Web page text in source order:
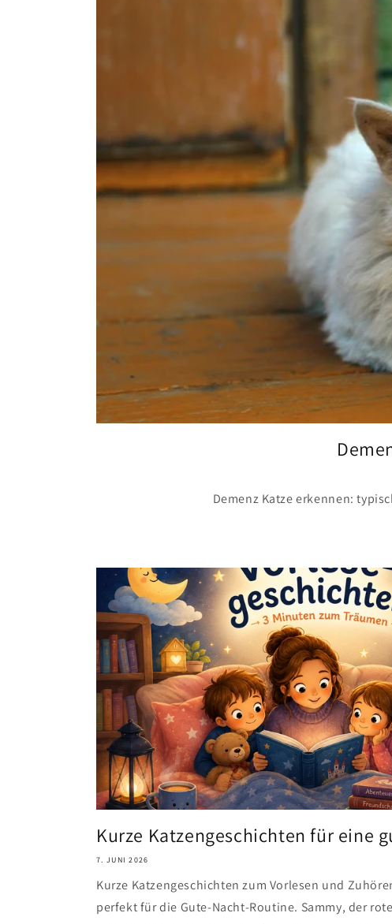
Demenz Katze erkennen:
Kurze Katzengeschichten für eine
7. JUNI 2026
Kurze Katzengeschichten zum Vorlesen und
perfekt für die Gute-Nacht-Routine. Sammy, der